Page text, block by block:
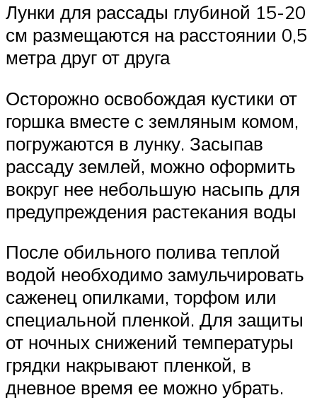
Лунки для рассады глубиной 15-20
см размещаются на расстоянии 0,5
метра друг от друга
Осторожно освобождая кустики от
горшка вместе с земляным комом,
погружаются в лунку. Засыпав
рассаду землей, можно оформить
вокруг нее небольшую насыпь для
предупреждения растекания воды
После обильного полива теплой
водой необходимо замульчировать
саженец опилками, торфом или
специальной пленкой. Для защиты
от ночных снижений температуры
грядки накрывают пленкой, в
дневное время ее можно убрать.